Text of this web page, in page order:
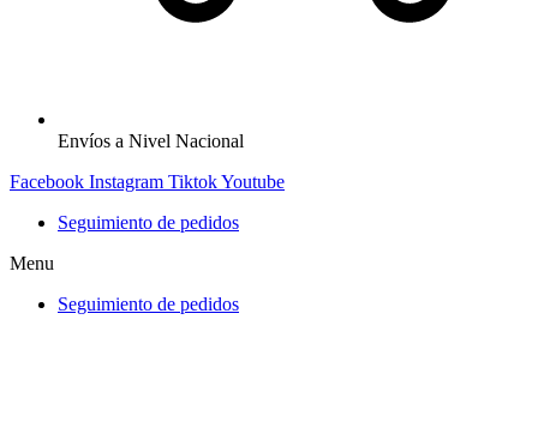
Envíos a Nivel Nacional
Facebook Instagram TiktokYoutube
Seguimiento de pedidos
Menu
Seguimiento de pedidos